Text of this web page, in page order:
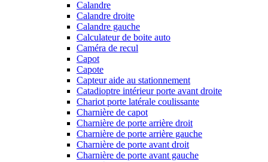
Calandre
Calandre droite
Calandre gauche
Calculateur de boite auto
Caméra de recul
Capot
Capote
Capteur aide au stationnement
Catadioptre intérieur porte avant droite
Chariot porte latérale coulissante
Charnière de capot
Charnière de porte arrière droit
Charnière de porte arrière gauche
Charnière de porte avant droit
Charnière de porte avant gauche